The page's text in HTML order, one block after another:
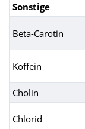
Sonstige
Beta-Carotin
Koffein
Cholin
Chlorid